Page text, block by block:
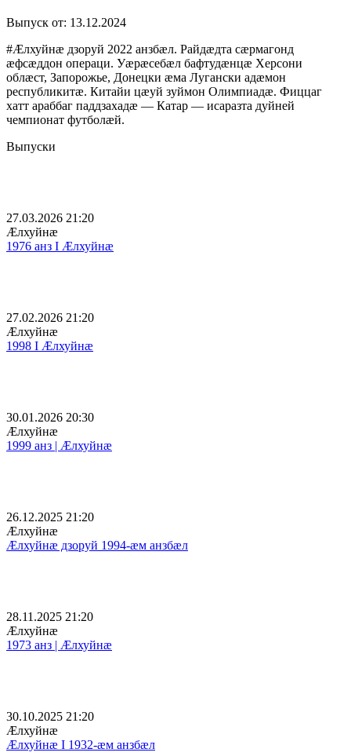
Выпуск от: 13.12.2024
#Æлхуйнæ дзоруй 2022 анзбæл. Райдӕдта сӕрмагонд
ӕфсӕддон операци. Уæрæсебæл бафтудæнцæ Херсони
облæст, Запорожье, Донецки æма Лугански адæмон
республикитæ. Китайи цӕуй зуймон Олимпиадæ. Фиццаг
хатт араббаг паддзахадæ — Катар — исаразта дуйней
чемпионат футболӕй.
Выпуски
27.03.2026 21:20
Æлхуйнæ
1976 анз I Æлхуйнæ
27.02.2026 21:20
Æлхуйнæ
1998 I Æлхуйнæ
30.01.2026 20:30
Æлхуйнæ
1999 анз | Æлхуйнæ
26.12.2025 21:20
Æлхуйнæ
Æлхуйнæ дзоруй 1994-æм анзбæл
28.11.2025 21:20
Æлхуйнæ
1973 анз | Æлхуйнæ
30.10.2025 21:20
Æлхуйнæ
Æлхуйнæ I 1932-æм анзбæл